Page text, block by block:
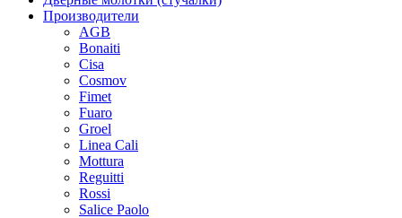
Производители
AGB
Bonaiti
Cisa
Cosmov
Fimet
Fuaro
Groel
Linea Cali
Mottura
Reguitti
Rossi
Salice Paolo